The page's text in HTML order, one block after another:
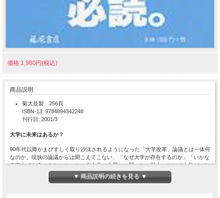
価格:1,980円(税込)
商品説明
菊大並製 256頁
ISBN-13: 9784894342248
刊行日: 2001/3
大学に未来はあるか？
90年代以降かまびすしく取り沙汰されるようになった「大学改革」論議とは一体何
なのか。現状の論議からは聞こえてこない、「なぜ大学が存在するのか」「いかな
る存在であるべきなのか」という大学の本質への問いと、歴史のなかで大学がこれ
まで果たした役割、現状、将来像を踏まえて、あえて「大学革命」への道を世に問
う！
▼ 商品説明の続きを見る ▼